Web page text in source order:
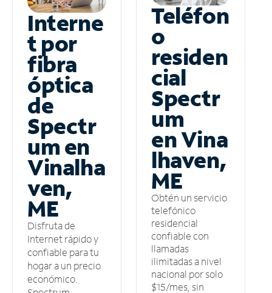
Interne
t por
fibra
óptica
de
Spectr
um en
Vinalha
ven,
ME
Disfruta de
Internet rápido y
confiable para tu
hogar a un precio
económico.
Teléfon
o
residen
cial
Spectr
um
en Vina
lhaven,
ME
Obtén un servicio
telefónico
residencial
confiable con
llamadas
ilimitadas a nivel
nacional por solo
$15/mes, sin